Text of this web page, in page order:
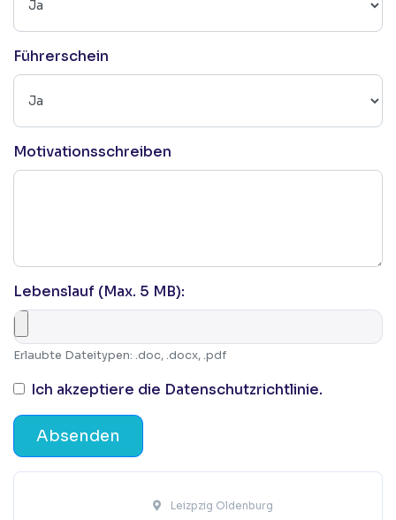
Führerschein
Motivationsschreiben
Lebenslauf (Max. 5 MB):
Erlaubte Dateitypen: .doc, .docx, .pdf
Ich akzeptiere die Datenschutzrichtlinie.
Absenden